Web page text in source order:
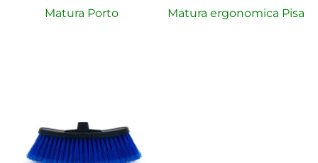
Matura Porto Matura ergonomica Pisa